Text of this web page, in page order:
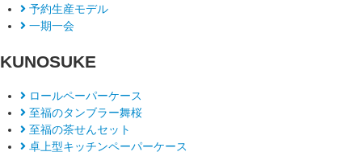
予約生産モデル
一期一会
KUNOSUKE
ロールペーパーケース
至福のタンブラー舞桜
至福の茶せんセット
卓上型キッチンペーパーケース